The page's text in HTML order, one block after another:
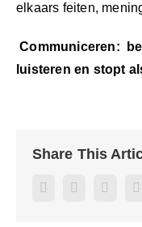
elkaars feiten,
Communiceren:
luisteren en stopt
Share This
FacebookTwitter Reddit